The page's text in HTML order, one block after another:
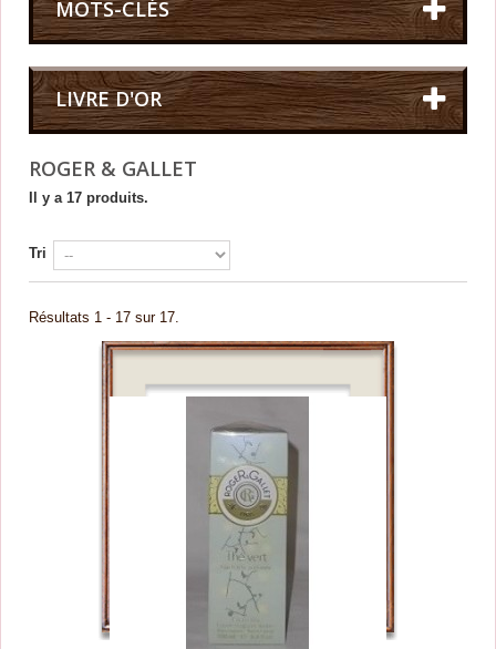
MOTS-CLÉS
LIVRE D'OR
ROGER & GALLET
Il y a 17 produits.
Tri
Résultats 1 - 17 sur 17.